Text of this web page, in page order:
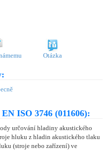
Otázka
ISO 3746 (011606):
určování hladiny akustického
hluku z hladin akustického tlaku
(stroje nebo zařízení) ve